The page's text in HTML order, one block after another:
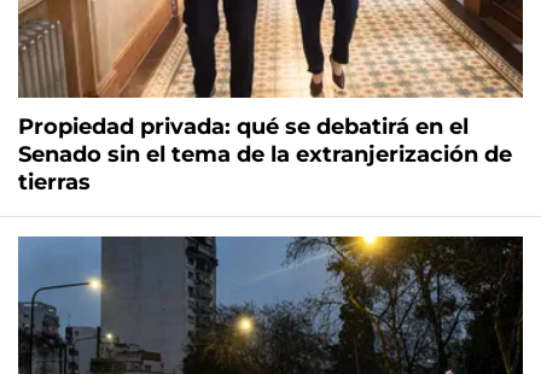
Propiedad privada: qué se debatirá en el
Senado sin el tema de la extranjerización de
tierras